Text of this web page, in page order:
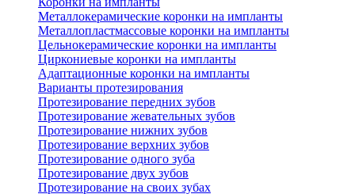
Металлокерамические коронки на импланты
Металлопластмассовые коронки на импланты
Цельнокерамические коронки на импланты
Циркониевые коронки на импланты
Адаптационные коронки на импланты
Варианты протезирования
Протезирование передних зубов
Протезирование жевательных зубов
Протезирование нижних зубов
Протезирование верхних зубов
Протезирование одного зуба
Протезирование двух зубов
Протезирование на своих зубах